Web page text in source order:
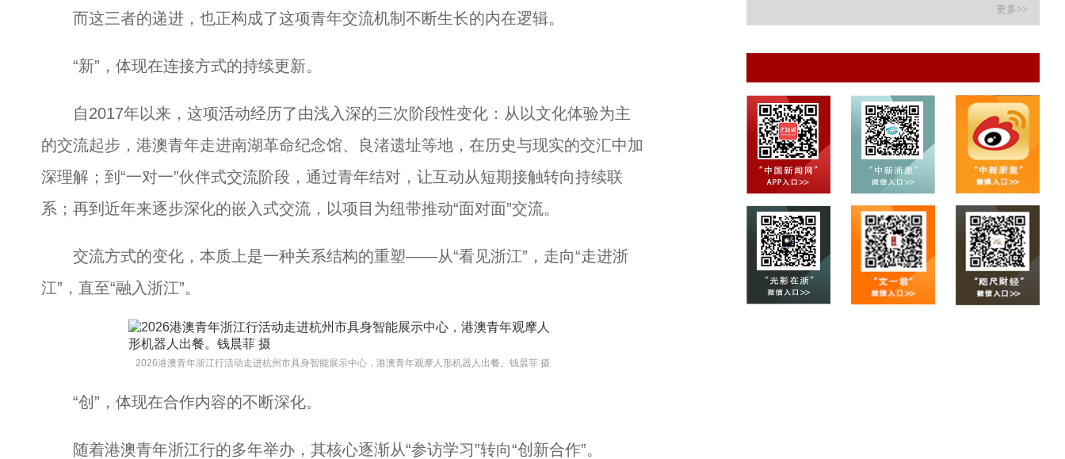
而这三者的递进，也正构成了这项青年交流机制不断生长的内在逻辑。
“新”，体现在连接方式的持续更新。
自2017年以来，这项活动经历了由浅入深的三次阶段性变化：从以文化体验为主
的交流起步，港澳青年走进南湖革命纪念馆、良渚遗址等地，在历史与现实的交汇中加
深理解；到“一对一”伙伴式交流阶段，通过青年结对，让互动从短期接触转向持续联
系；再到近年来逐步深化的嵌入式交流，以项目为纽带推动“面对面”交流。
交流方式的变化，本质上是一种关系结构的重塑——从“看见浙江”，走向“走进浙
江”，直至“融入浙江”。
2026港澳青年浙江行活动走进杭州市具身智能展示中心，港澳青年观摩人形机器人出餐。钱晨菲 摄
“创”，体现在合作内容的不断深化。
随着港澳青年浙江行的多年举办，其核心逐渐从“参访学习”转向“创新合作”。
更多>>